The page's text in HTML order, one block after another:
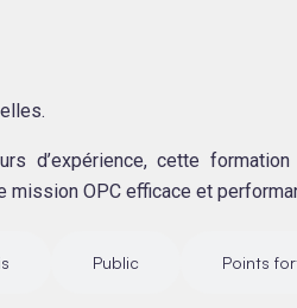
d’expérience, cette
OPC efficace et
Public Points